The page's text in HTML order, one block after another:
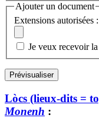
Ajouter un document
Extensions autorisées
Je veux recevoir
Lòcs (lieux-dits =
Monenh :